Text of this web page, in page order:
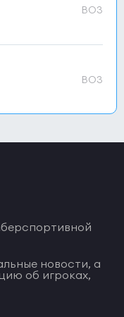
BO3
BO3
новости, а
об игроках,